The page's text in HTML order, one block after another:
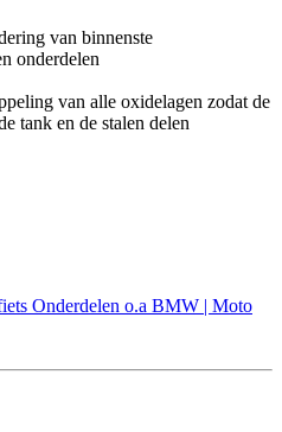
van binnenste
onderdelen
van alle oxidelagen zodat de
tank en de stalen delen
Onderdelen o.a BMW | Moto